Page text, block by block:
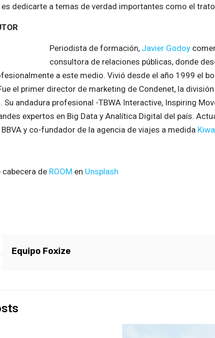
dedicarte a temas de verdad importantes como el
Periodista de formación, Javier Godoy
consultora de relaciones públicas, donde
a este medio. Vivió desde el año 1999 el
el primer director de marketing de Condenet, la
Su andadura profesional -TBWA Interactive, Inspiring
expertos en Big Data y Analítica Digital del país.
y co-fundador de la agencia de viajes a medida
de ROOM en Unsplash
Equipo Foxize